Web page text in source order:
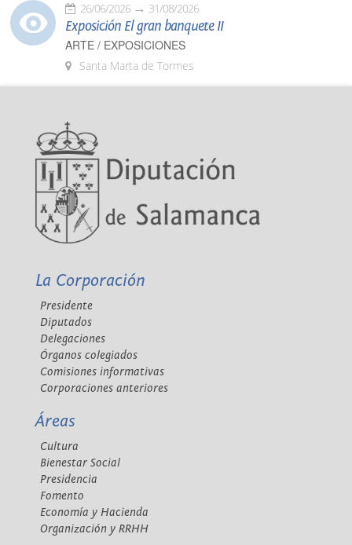
26/06/2026 31/08/2026
Exposición El gran banquete II
ARTE / EXPOSICIONES
Santa Marta de Tormes
La Corporación
Presidente
Diputados
Delegaciones
Órganos colegiados
Comisiones informativas
Corporaciones anteriores
Áreas
Cultura
Bienestar Social
Presidencia
Fomento
Economía y Hacienda
Organización y RRHH